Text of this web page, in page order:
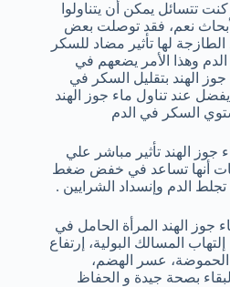
كنت تتسائل يمكن أن يتناولوا
نعم، فقد توصلت بعض
لها تأثير مضاد للسكر
وهذا الأمر يضعهم في
الهند بتقليل السكر في
عند تناول ماء جوز الهند
السكر في الدم
جوز الهند تأثير مباشر علي
أنها تساعد في خفض ضغط
الدم وإنسداد الشرايين .
جوز الهند المرأة الحامل في
المسالك البولية، إرتفاع
الحموضة، عسر الهضم،
بصحة جيدة و الحفاظ